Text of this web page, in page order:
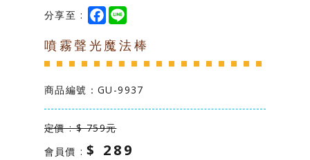
學校幼教專區
分享至 :
F
a
e
o
k
e
噴霧聲光魔法棒
商品編號： GU-9937
定價 : $ 759元
會員價 :$ 289